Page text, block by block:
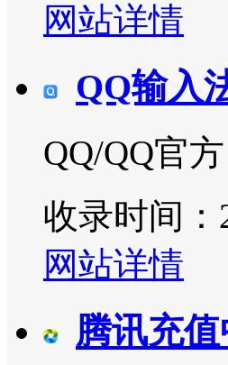
网站详情
QQ输入
QQ/QQ官方
收录时间：
网站详情
腾讯充